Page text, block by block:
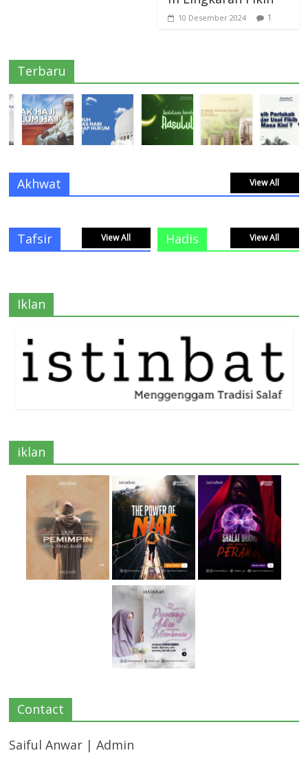
10 Desember 2024 1
Terbaru
Akhwat View All
Tafsir View All Hadis View All
Iklan
iklan
Contact
Saiful Anwar | Admin